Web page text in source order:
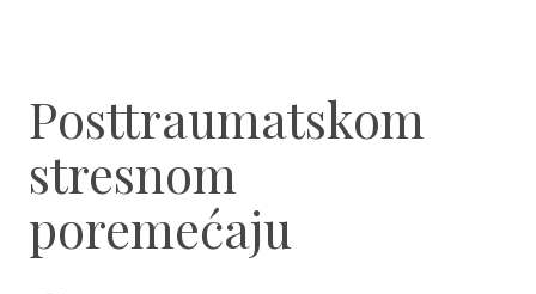
Posttraumatskom
stresnom
poremećaju